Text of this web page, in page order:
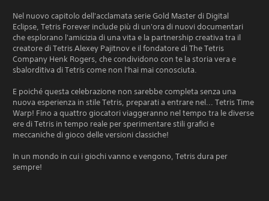
Nel nuovo capitolo dell'acclamata serie Gold Master di Digital
Eclipse, Tetris Forever include più di un'ora di nuovi documentari
che esplorano l'amicizia di una vita e la partnership creativa tra il
creatore di Tetris Alexey Pajitnov e il fondatore di The Tetris
Company Henk Rogers, che condividono con te la storia vera e
sbalorditiva di Tetris come non l'hai mai conosciuta.
E poiché questa celebrazione non sarebbe completa senza una
nuova esperienza in stile Tetris, preparati a entrare nel... Tetris Time
Warp! Fino a quattro giocatori viaggeranno nel tempo tra le diverse
ere di Tetris in tempo reale per sperimentare stili grafici e
meccaniche di gioco delle versioni classiche!
In un mondo in cui i giochi vanno e vengono, Tetris dura per
sempre!